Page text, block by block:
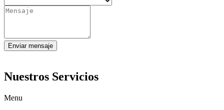
Enviar mensaje
Nuestros Servicios
Menu